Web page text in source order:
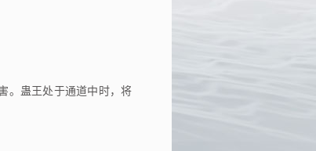
。蛊王处于通道中时，将